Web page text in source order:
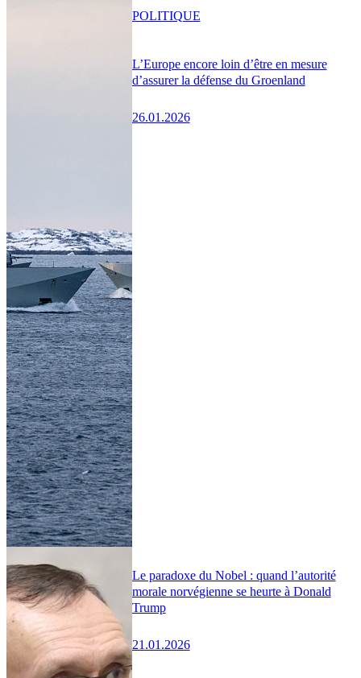
L’Europe encore loin d’être en mesure
d’assurer la défense du Groenland
26.01.2026
POLITIQUE
Le paradoxe du Nobel : quand l’autorité
morale norvégienne se heurte à Donald
Trump
21.01.2026